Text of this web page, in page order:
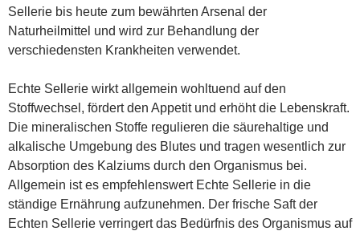
Sellerie bis heute zum bewährten Arsenal der
Naturheilmittel und wird zur Behandlung der
verschiedensten Krankheiten verwendet.
Echte Sellerie wirkt allgemein wohltuend auf den
Stoffwechsel, fördert den Appetit und erhöht die Lebenskraft.
Die mineralischen Stoffe regulieren die säurehaltige und
alkalische Umgebung des Blutes und tragen wesentlich zur
Absorption des Kalziums durch den Organismus bei.
Allgemein ist es empfehlenswert Echte Sellerie in die
ständige Ernährung aufzunehmen. Der frische Saft der
Echten Sellerie verringert das Bedürfnis des Organismus auf